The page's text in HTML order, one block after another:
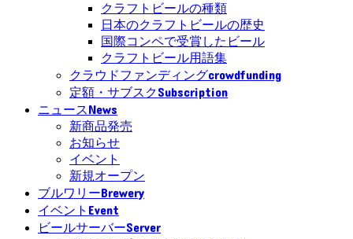
クラフトビールの種類
日本のクラフトビールの歴史
国際コンペで受賞したビール
クラフトビール用語集
クラウドファンディングcrowdfunding
定額・サブスクSubscription
ニュースNews
新商品発売
お知らせ
イベント
新規オープン
ブルワリーBrewery
イベント Event
ビールサーバーServer